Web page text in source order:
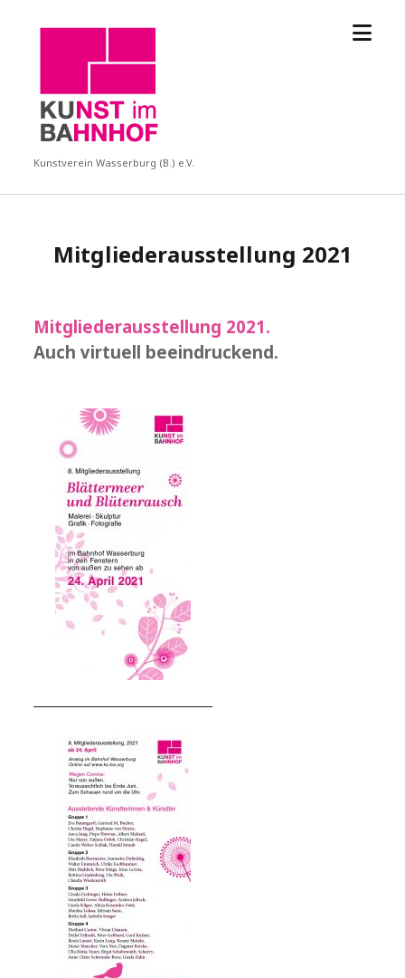
KUBA
Kunstverein Wasserburg (B.) e.V.
Menü
Mitgliederausstellung 2021
Mitgliederausstellung 2021.
Auch virtuell beeindruckend.